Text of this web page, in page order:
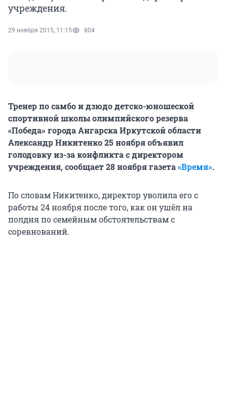
учреждения.
29 ноября 2015, 11:15 804
Тренер по самбо и дзюдо детско-юношеской
спортивной школы олимпийского резерва
«Победа» города Ангарска Иркутской области
Александр Никитенко 25 ноября объявил
голодовку из-за конфликта с директором
учреждения, сообщает 28 ноября газета«Время».
По словам Никитенко, директор уволила его с
работы 24 ноября после того, как он ушёл на
полдня по семейным обстоятельствам с
соревнований.